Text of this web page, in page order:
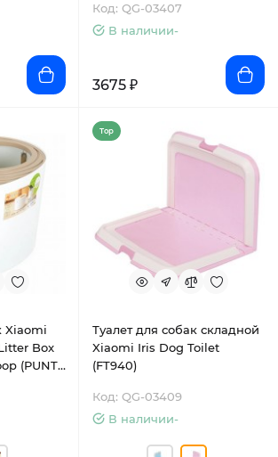
Код: QG-03407
В наличии-
3675 ₽
Xiaomi
Box
(PUNT-
Top
Туалет для собак складной
Xiaomi Iris Dog Toilet
(FT940)
Код: QG-03409
В наличии-